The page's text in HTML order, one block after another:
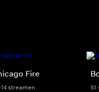
Fire
14 streamen